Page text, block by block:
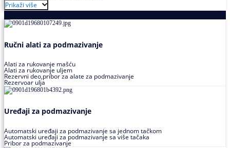
Prikaži više
Ručni alati za podmazivanje
Alati za rukovanje mašću
Alati za rukovanje uljem
Rezervni deo,pribor za alate za podmazivanje
Rezervoar ulja
Uređaji za podmazivanje
Automatski uređaji za podmazivanje sa jednom tačkom
Automatski uređaji za podmazivanje sa više tačaka
Pribor za podmazivanje